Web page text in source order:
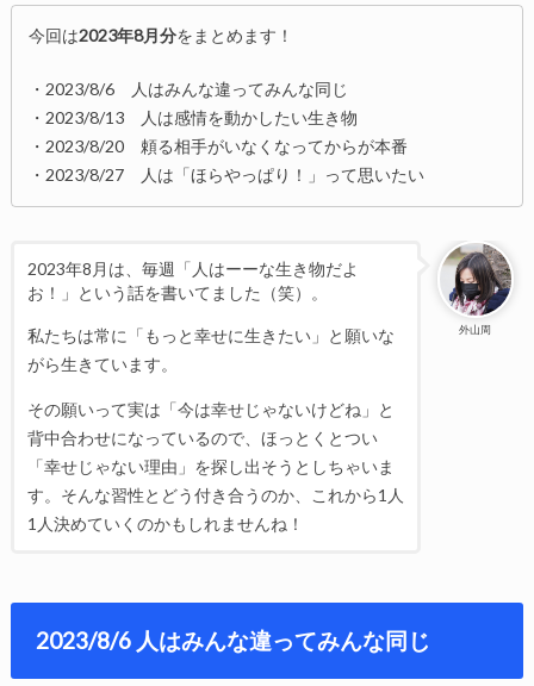
今回は2023年8月分をまとめます！
・2023/8/6 人はみんな違ってみんな同じ
・2023/8/13 人は感情を動かしたい生き物
・2023/8/20 頼る相手がいなくなってからが本番
・2023/8/27 人は「ほらやっぱり！」って思いたい
外山周
2023年8月は、毎週「人はーーな生き物だよ
お！」という話を書いてました（笑）。
私たちは常に「もっと幸せに生きたい」と願いな
がら生きています。
その願いって実は「今は幸せじゃないけどね」と
背中合わせになっているので、ほっとくとつい
「幸せじゃない理由」を探し出そうとしちゃいま
す。そんな習性とどう付き合うのか、これから1人
1人決めていくのかもしれませんね！
2023/8/6 人はみんな違ってみんな同じ